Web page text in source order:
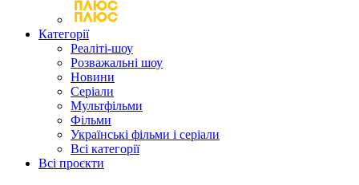
Категорії
Реаліті-шоу
Розважальні шоу
Новини
Серіали
Мультфільми
Фільми
Українські фільми і серіали
Всі категорії
Всі проєкти